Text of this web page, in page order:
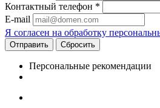
Контактный телефон *
E-mail
Я согласен на обработку
Сбросить
Персональные рекомендации